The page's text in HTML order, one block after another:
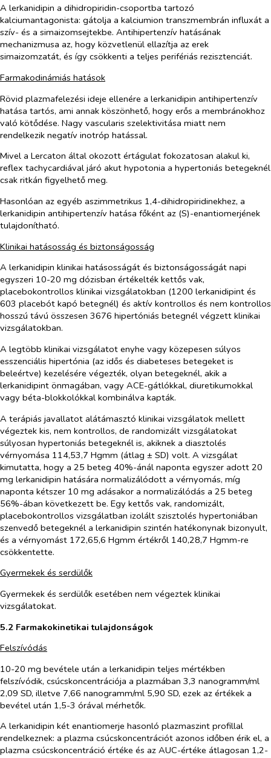
A lerkanidipin a dihidropiridin-csoportba tartozó
kalciumantagonista: gátolja a kalciumion transzmembrán influxát a
szív- és a simaizomsejtekbe. Antihipertenzív hatásának
mechanizmusa az, hogy közvetlenül ellazítja az erek
simaizomzatát, és így csökkenti a teljes perifériás rezisztenciát.
Farmakodinámiás hatások
Rövid plazmafelezési ideje ellenére a lerkanidipin antihipertenzív
hatása tartós, ami annak köszönhető, hogy erős a membránokhoz
való kötődése. Nagy vascularis szelektivitása miatt nem
rendelkezik negatív inotróp hatással.
Mivel a Lercaton által okozott értágulat fokozatosan alakul ki,
reflex tachycardiával járó akut hypotonia a hypertoniás betegeknél
csak ritkán figyelhető meg.
Hasonlóan az egyéb aszimmetrikus 1,4-dihidropiridinekhez, a
lerkanidipin antihipertenzív hatása főként az (S)-enantiomerjének
tulajdonítható.
Klinikai hatásosság és biztonságosság
A lerkanidipin klinikai hatásosságát és biztonságosságát napi
egyszeri 10-20 mg dózisban értékelték kettős vak,
placebokontrollos klinikai vizsgálatokban (1200 lerkanidipint és
603 placebót kapó betegnél) és aktív kontrollos és nem kontrollos
hosszú távú összesen 3676 hipertóniás betegnél végzett klinikai
vizsgálatokban.
A legtöbb klinikai vizsgálatot enyhe vagy közepesen súlyos
esszenciális hipertónia (az idős és diabeteses betegeket is
beleértve) kezelésére végezték, olyan betegeknél, akik a
lerkanidipint önmagában, vagy ACE-gátlókkal, diuretikumokkal
vagy béta-blokkolókkal kombinálva kapták.
A terápiás javallatot alátámasztó klinikai vizsgálatok mellett
végeztek kis, nem kontrollos, de randomizált vizsgálatokat
súlyosan hypertoniás betegeknél is, akiknek a diasztolés
vérnyomása 114,53,7 Hgmm (átlag ± SD) volt. A vizsgálat
kimutatta, hogy a 25 beteg 40%-ánál naponta egyszer adott 20
mg lerkanidipin hatására normalizálódott a vérnyomás, míg
naponta kétszer 10 mg adásakor a normalizálódás a 25 beteg
56%-ában következett be. Egy kettős vak, randomizált,
placebokontrollos vizsgálatban izolált szisztolés hypertoniában
szenvedő betegeknél a lerkanidipin szintén hatékonynak bizonyult,
és a vérnyomást 172,65,6 Hgmm értékről 140,28,7 Hgmm-re
csökkentette.
Gyermekek és serdülők
Gyermekek és serdülők esetében nem végeztek klinikai
vizsgálatokat.
5.2 Farmakokinetikai tulajdonságok
Felszívódás
10-20 mg bevétele után a lerkanidipin teljes mértékben
felszívódik, csúcskoncentrációja a plazmában 3,3 nanogramm/ml
2,09 SD, illetve 7,66 nanogramm/ml 5,90 SD, ezek az értékek a
bevétel után 1,5-3 órával mérhetők.
A lerkanidipin két enantiomerje hasonló plazmaszint profillal
rendelkeznek: a plazma csúcskoncentrációt azonos időben érik el, a
plazma csúcskoncentráció értéke és az AUC-értéke átlagosan 1,2-